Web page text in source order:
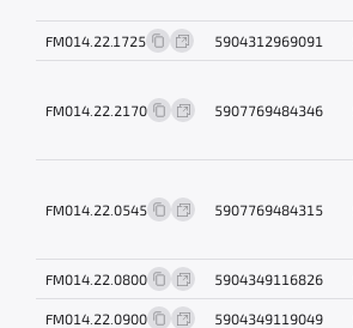
FM014.22.1725 5904312969091
FM014.22.2170 5907769484346
FM014.22.0545 5907769484315
FM014.22.0800 5904349116826
FM014.22.0900 5904349119049